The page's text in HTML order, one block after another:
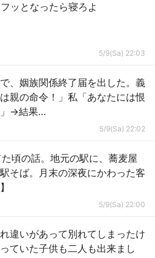
ッとなったら寝ろよ
5/9(Sa) 22:03
、姻族関係終了届を出した。義
親の命令！」私「あなたには恨
」→結果…
5/9(Sa) 22:02
頃の話。地元の駅に、蕎麦屋
そば。月末の深夜にかわった客
5/9(Sa) 22:00
違いがあって別れてしまったけ
ていた子供も二人も出来まし